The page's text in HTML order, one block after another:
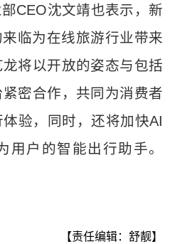
CEO沈文靖也表示，新
临为在线旅游行业带来
将以开放的姿态与包括
密合作，共同为消费者
验，同时，还将加快AI
用户的智能出行助手。
【责任编辑：舒靓】